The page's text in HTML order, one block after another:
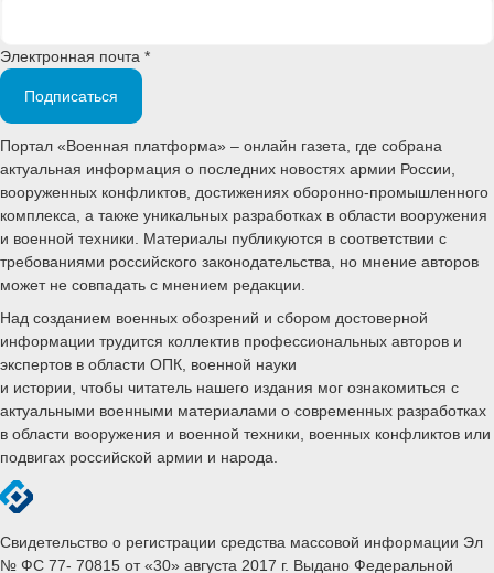
Электронная почта *
Подписаться
Портал «Военная платформа» – онлайн газета, где собрана
актуальная информация о последних новостях армии России,
вооруженных конфликтов, достижениях оборонно-промышленного
комплекса, а также уникальных разработках в области вооружения
и военной техники. Материалы публикуются в соответствии с
требованиями российского законодательства, но мнение авторов
может не совпадать с мнением редакции.
Над созданием военных обозрений и сбором достоверной
информации трудится коллектив профессиональных авторов и
экспертов в области ОПК, военной науки
и истории, чтобы читатель нашего издания мог ознакомиться с
актуальными военными материалами о современных разработках
в области вооружения и военной техники, военных конфликтов или
подвигах российской армии и народа.
Свидетельство о регистрации средства массовой информации Эл
№ ФС 77- 70815 от «30» августа 2017 г. Выдано Федеральной